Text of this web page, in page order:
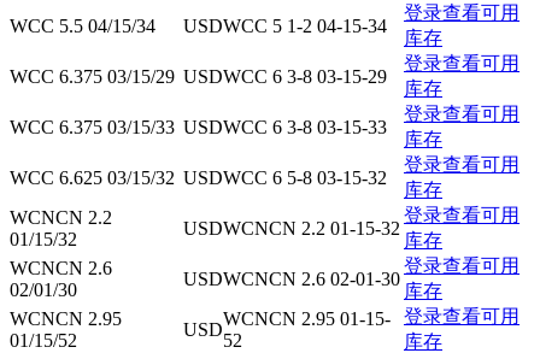
WCC 5.5 04/15/34
USDWCC 5 1-2 04-15-34
登录查看可用
库存
WCC 6.375 03/15/29 USDWCC 6 3-8 03-15-29
登录查看可用
库存
WCC 6.375 03/15/33 USDWCC 6 3-8 03-15-33
登录查看可用
库存
WCC 6.625 03/15/32 USDWCC 6 5-8 03-15-32
登录查看可用
库存
WCNCN 2.2
01/15/32
USDWCNCN 2.2 01-15-32
登录查看可用
库存
WCNCN 2.6
02/01/30
USDWCNCN 2.6 02-01-30
登录查看可用
库存
WCNCN 2.95
01/15/52
USD
WCNCN 2.95 01-15-
52
登录查看可用
库存